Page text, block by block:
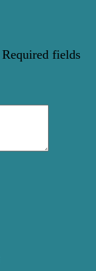
Required fields